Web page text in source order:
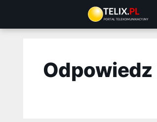
treści
Odpowiedz